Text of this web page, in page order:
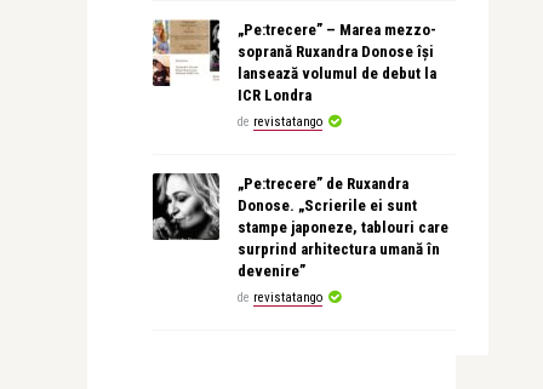
„Pe:trecere” – Marea mezzo-
soprană Ruxandra Donose își
lansează volumul de debut la
ICR Londra
de revistatango
„Pe:trecere” de Ruxandra
Donose. „Scrierile ei sunt
stampe japoneze, tablouri care
surprind arhitectura umană în
devenire”
de revistatango